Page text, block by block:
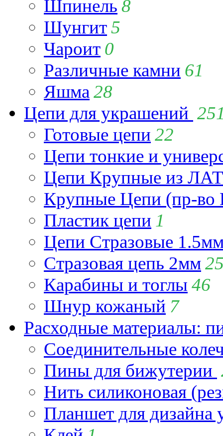
Шпинель 8
Шунгит5
Чароит 0
Различные камни 61
Яшма 28
Цепи для украшений
Готовые цепи 22
Цепи тонкие и
Цепи Крупные из
Крупные Цепи (пр-во
Пластик цепи 1
Цепи Стразовые
Стразовая цепь 2мм
Карабины и тоглы 46
Шнур кожаный 7
Расходные материалы:
Соединительные
Пины для бижутерии
Нить силиконовая
Планшет для